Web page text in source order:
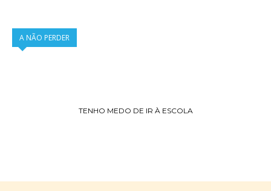
A NÃO PERDER
TENHO MEDO DE IR À ESCOLA